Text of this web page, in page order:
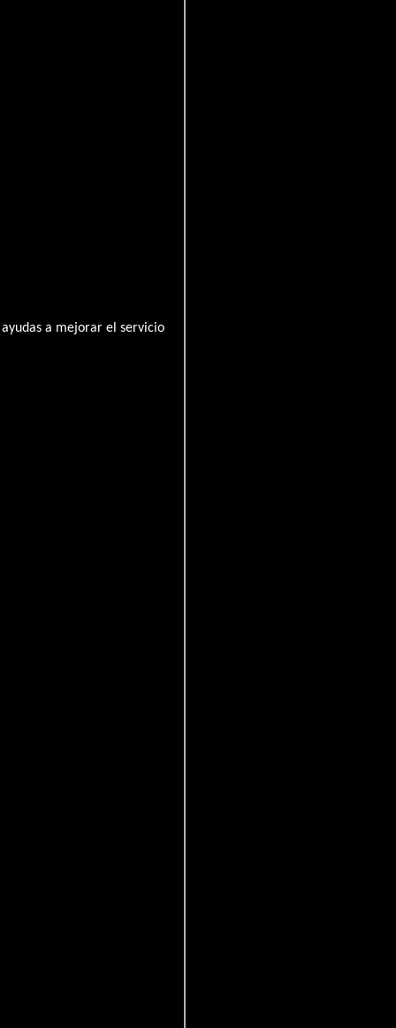
a mejorar el servicio